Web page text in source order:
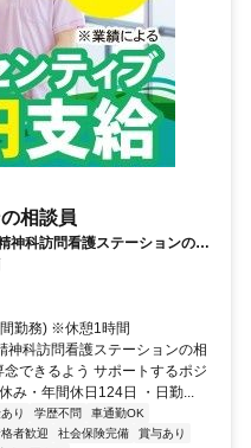
相談員
神科訪問看護ステーションの相
勤務) ※休憩1時間
神科訪問看護ステーションの相
できるよう サポートするポジ
み・年間休日124日 ・日勤...
り 学歴不問
車通勤OK
者歓迎 社会保険完備
賞与あり